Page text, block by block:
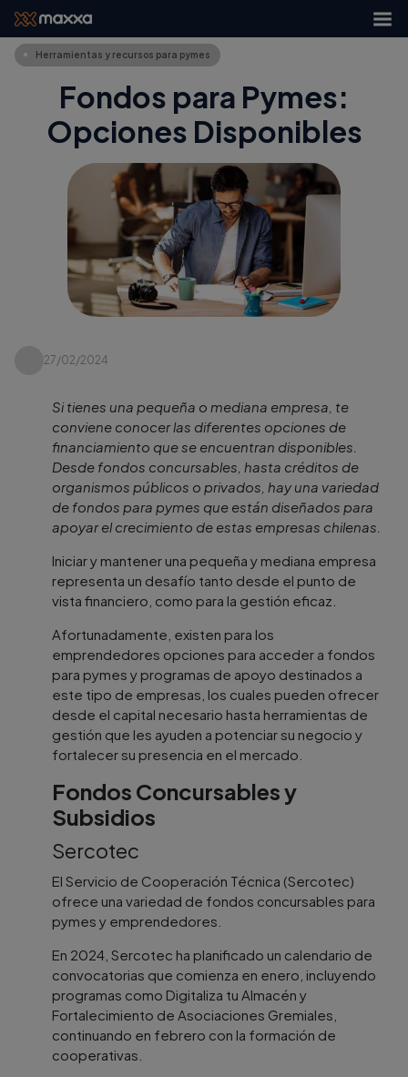
Herramientas y recursos para pymes
Fondos para Pymes:
Opciones Disponibles
27/02/2024
Si tienes una pequeña o mediana empresa, te
conviene conocer las diferentes opciones de
financiamiento que se encuentran disponibles.
Desde fondos concursables, hasta créditos de
organismos públicos o privados, hay una variedad
de fondos para pymes que están diseñados para
apoyar el crecimiento de estas empresas chilenas.
Iniciar y mantener una pequeña y mediana empresa
representa un desafío tanto desde el punto de
vista financiero, como para la gestión eficaz.
Afortunadamente, existen para los
emprendedores opciones para acceder a fondos
para pymes y programas de apoyo destinados a
este tipo de empresas, los cuales pueden ofrecer
desde el capital necesario hasta herramientas de
gestión que les ayuden a potenciar su negocio y
fortalecer su presencia en el mercado.
Fondos Concursables y
Subsidios
Sercotec
El Servicio de Cooperación Técnica (Sercotec)
ofrece una variedad de fondos concursables para
pymes y emprendedores.
En 2024, Sercotec ha planificado un calendario de
convocatorias que comienza en enero, incluyendo
programas como Digitaliza tu Almacén y
Fortalecimiento de Asociaciones Gremiales,
continuando en febrero con la formación de
cooperativas.